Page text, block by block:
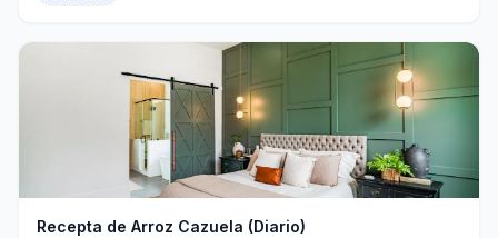
Recepta de Arroz Cazuela (Diario)